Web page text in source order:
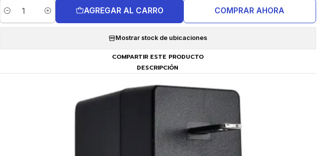
Cantidad
AGREGAR AL CARRO COMPRAR AHORA
Mostrar stock de ubicaciones
COMPARTIR ESTE PRODUCTO
DESCRIPCIÓN